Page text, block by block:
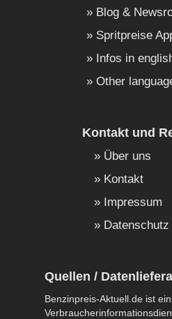
Blog &
Spritpreise
Infos in
Other
Kontakt und
Über uns
Kontakt
Impressum
Datenschutz
Quellen /
Benzinpreis-Aktuell.de ist